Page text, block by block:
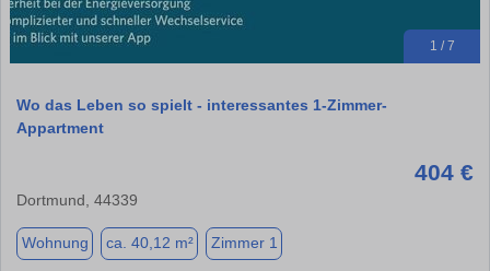
1 / 7
Wo das Leben so spielt - interessantes 1-Zimmer-
Appartment
404 €
Dortmund, 44339
Wohnung ca. 40,12 m² Zimmer 1